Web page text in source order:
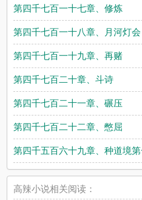
第四千七百一十七章、修炼
第四千七百一十八章、月河灯会
第四千七百一十九章、再赌
第四千七百二十章、斗诗
第四千七百二十一章、碾压
第四千七百二十二章、憋屈
第四千五百六十九章、种道境
高辣小说相关阅读：